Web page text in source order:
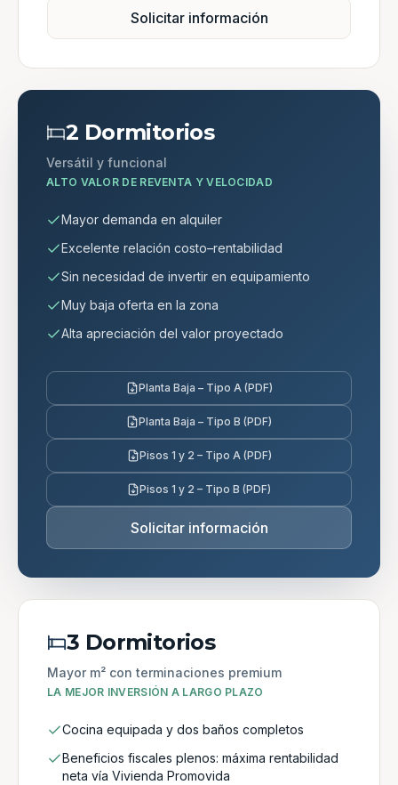
Solicitar información
2 Dormitorios
Versátil y funcional
ALTO VALOR DE REVENTA Y VELOCIDAD
Mayor demanda en alquiler
Excelente relación costo–rentabilidad
Sin necesidad de invertir en equipamiento
Muy baja oferta en la zona
Alta apreciación del valor proyectado
Planta Baja – Tipo A (PDF)
Planta Baja – Tipo B (PDF)
Pisos 1 y 2 – Tipo A (PDF)
Pisos 1 y 2 – Tipo B (PDF)
Solicitar información
3 Dormitorios
Mayor m² con terminaciones premium
LA MEJOR INVERSIÓN A LARGO PLAZO
Cocina equipada y dos baños completos
Beneficios fiscales plenos: máxima rentabilidad
neta vía Vivienda Promovida